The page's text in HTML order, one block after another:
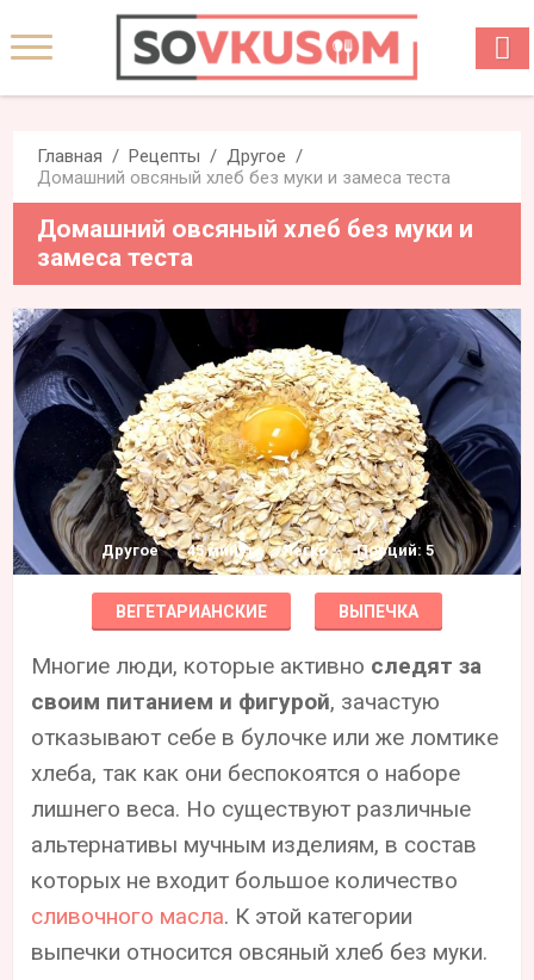
Главная Рецепты
Другое
Домашний овсяный хлеб без муки и замеса теста
Домашний овсяный хлеб без муки и
замеса теста
Другое 45 минут Легко Порций: 5
ВЕГЕТАРИАНСКИЕ ВЫПЕЧКА
Многие люди, которые активно следят за
своим питанием и фигурой, зачастую
отказывают себе в булочке или же ломтике
хлеба, так как они беспокоятся о наборе
лишнего веса. Но существуют различные
альтернативы мучным изделиям, в состав
которых не входит большое количество
сливочного масла. К этой категории
выпечки относится овсяный хлеб без муки.